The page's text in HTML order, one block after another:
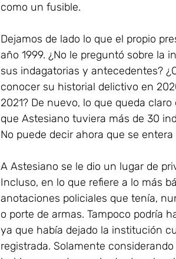
como un fusible.
Dejamos de lado lo que el propio
año 1999. ¿No le preguntó sobre la
sus indagatorias y antecedentes?
conocer su historial delictivo en
2021? De nuevo, lo que queda
que Astesiano tuviera más de 30
No puede decir ahora que se entera
A Astesiano se le dio un lugar de
Incluso, en lo que refiere a lo más
anotaciones policiales que tenía,
o porte de armas. Tampoco podría
ya que había dejado la institución
registrada. Solamente